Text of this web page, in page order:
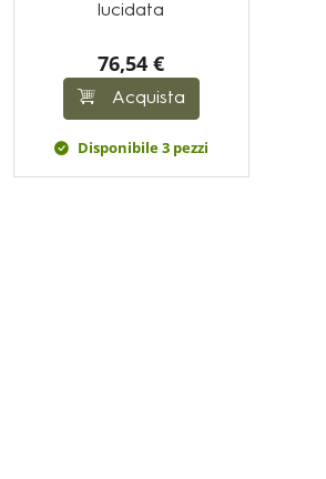
lucidata
76,54 €
Acquista
Disponibile 3 pezzi